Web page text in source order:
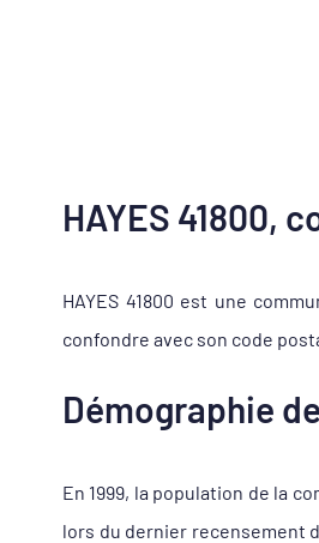
HAYES 41800,
HAYES 41800 est une
confondre avec son code
Démographie
En 1999, la population de la
lors du dernier recensement